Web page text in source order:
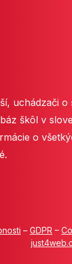
uchádzači o
škôl v
o
– GDPR –